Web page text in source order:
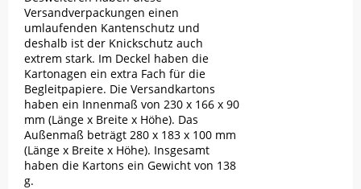
Versandverpackungen einen
umlaufenden Kantenschutz und
deshalb ist der Knickschutz auch
extrem stark. Im Deckel haben die
Kartonagen ein extra Fach für die
Begleitpapiere. Die Versandkartons
haben ein Innenmaß von 230 x 166 x 90
mm (Länge x Breite x Höhe). Das
Außenmaß beträgt 280 x 183 x 100 mm
(Länge x Breite x Höhe). Insgesamt
haben die Kartons ein Gewicht von 138
g.